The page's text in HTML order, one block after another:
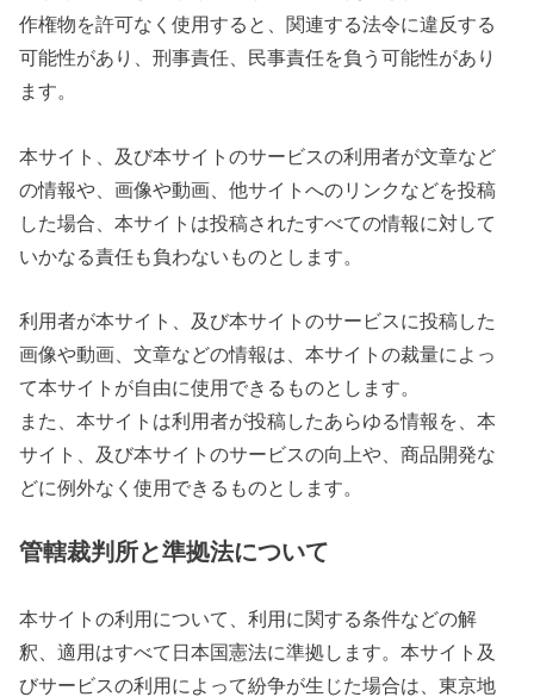
作権物を許可なく使用すると、関連する法令に違反する
可能性があり、刑事責任、民事責任を負う可能性があり
ます。
本サイト、及び本サイトのサービスの利用者が文章など
の情報や、画像や動画、他サイトへのリンクなどを投稿
した場合、本サイトは投稿されたすべての情報に対して
いかなる責任も負わないものとします。
利用者が本サイト、及び本サイトのサービスに投稿した
画像や動画、文章などの情報は、本サイトの裁量によっ
て本サイトが自由に使用できるものとします。
また、本サイトは利用者が投稿したあらゆる情報を、本
サイト、及び本サイトのサービスの向上や、商品開発な
どに例外なく使用できるものとします。
管轄裁判所と準拠法について
本サイトの利用について、利用に関する条件などの解
釈、適用はすべて日本国憲法に準拠します。本サイト及
びサービスの利用によって紛争が生じた場合は、東京地